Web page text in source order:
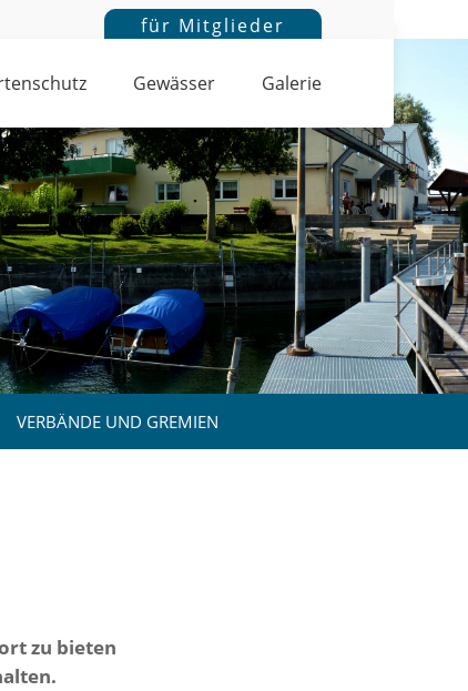
für Mitglieder
Gewässer Galerie
VERBÄNDE UND GREMIEN
zu bieten